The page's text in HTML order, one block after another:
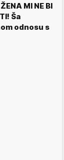
MI NE BI
Ša
odnosu s